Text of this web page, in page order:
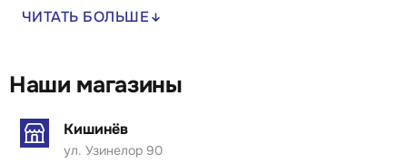
бесперебойную передачу сигнала, а компактный
Основные области применения охватывают
промышленные предприятия, где требуется четкая и
своевременная звуковая сигнализация для контроля
процессов.
ЧИТАТЬ БОЛЬШЕ
Наши магазины
Кишинёв
ул. Узинелор 90